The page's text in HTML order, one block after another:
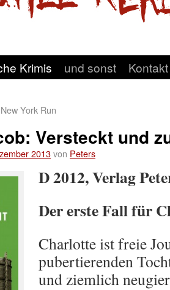
Krimis und sonst Kontakt
York Run
Versteckt und
2013von Peters
D 2012, Verlag
Der erste Fall für
Charlotte ist freie
pubertierenden
und ziemlich